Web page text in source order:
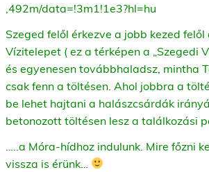
,492m/data=!3m1!1e3?hl=hu
Szeged felől érkezve a jobb kezed
Vízitelepet ( ez a térképen a „Szegedi
és egyenesen továbbhaladsz, mintha
csak fenn a töltésen. Ahol jobbra a
be lehet hajtani a halászcsárdák
betonozott töltésen lesz a találkozási
…..a Móra-hídhoz indulunk. Mire főzni
vissza is érünk…